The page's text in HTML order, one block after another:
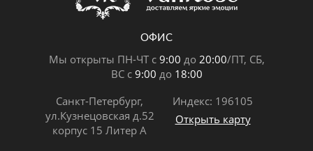
ОФИС
Мы открыты ПН-ЧТ с 9:00 до 20:00/ПТ, СБ,
ВС с 9:00 до 18:00
Санкт-Петербург,
ул.Кузнецовская д.52
корпус 15 Литер А
Индекс: 196105
Открыть карту